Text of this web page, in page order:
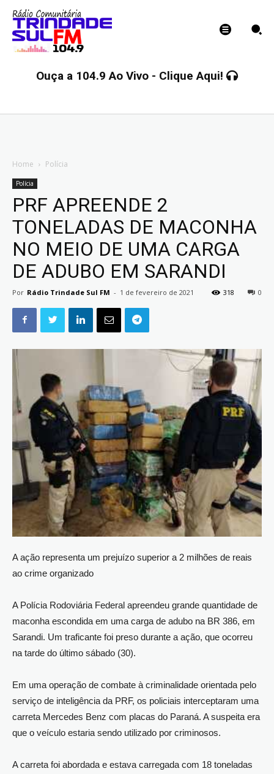
Ouça a 104.9 Ao Vivo - Clique Aqui!
Home Polícia
Polícia
PRF APREENDE 2
TONELADAS DE MACONHA
NO MEIO DE UMA CARGA
DE ADUBO EM SARANDI
Por Rádio Trindade Sul FM - 1 de fevereiro de 2021 0
318
A ação representa um prejuízo superior a 2 milhões de reais
ao crime organizado
A Polícia Rodoviária Federal apreendeu grande quantidade de
maconha escondida em uma carga de adubo na BR 386, em
Sarandi. Um traficante foi preso durante a ação, que ocorreu
na tarde do último sábado (30).
Em uma operação de combate à criminalidade orientada pelo
serviço de inteligência da PRF, os policiais interceptaram uma
carreta Mercedes Benz com placas do Paraná. A suspeita era
que o veículo estaria sendo utilizado por criminosos.
A carreta foi abordada e estava carregada com 18 toneladas